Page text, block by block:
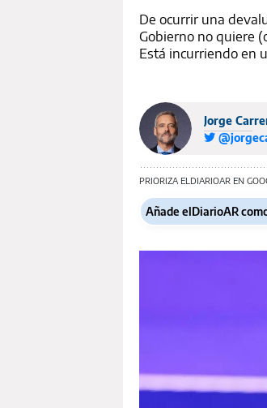
De ocurrir una
Gobierno no quiere
Está incurriendo en
Jorge
PRIORIZA ELDIARIOAR EN
Añade elDiarioAR